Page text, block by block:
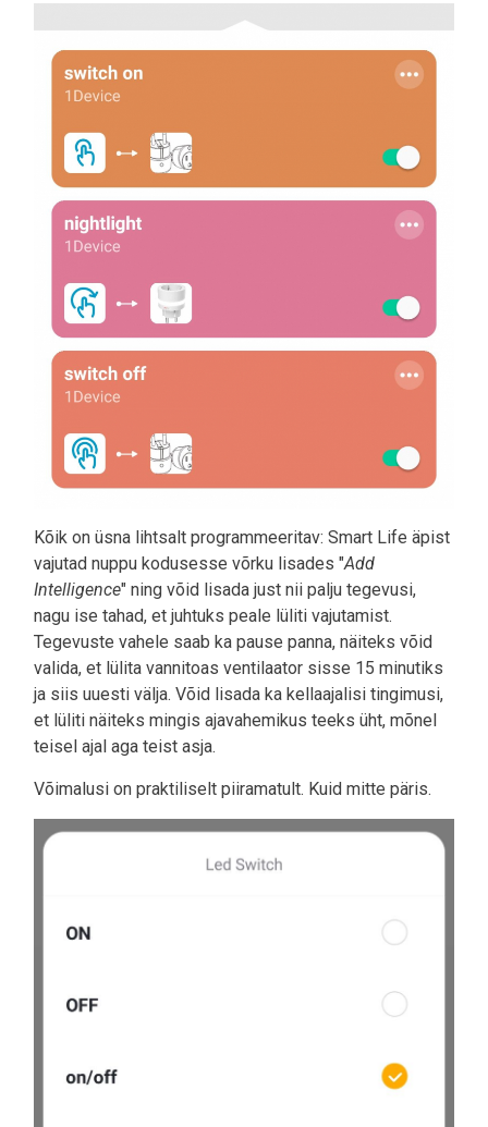
Kõik on üsna lihtsalt programmeeritav: Smart Life äpist
vajutad nuppu kodusesse võrku lisades "Add
Intelligence" ning võid lisada just nii palju tegevusi,
nagu ise tahad, et juhtuks peale lüliti vajutamist.
Tegevuste vahele saab ka pause panna, näiteks võid
valida, et lülita vannitoas ventilaator sisse 15 minutiks
ja siis uuesti välja. Võid lisada ka kellaajalisi tingimusi,
et lüliti näiteks mingis ajavahemikus teeks üht, mõnel
teisel ajal aga teist asja.
Võimalusi on praktiliselt piiramatult. Kuid mitte päris.